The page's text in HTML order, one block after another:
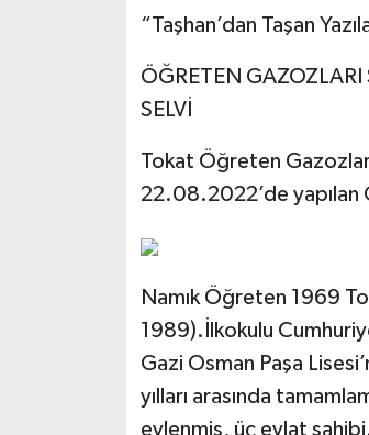
“Taşhan’dan Taşan
ÖĞRETEN GAZOZLARI
SELVİ
Tokat Öğreten
22.08.2022’de yapılan
Namık Öğreten 1969
1989).İlkokulu
Gazi Osman Paşa
yılları arasında
evlenmiş, üç evlat
Tokat Haber